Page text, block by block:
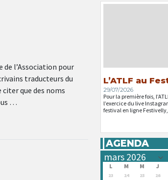
de l’Association pour
traducteurs du
citer que des noms
…
L’ATLF au
29/07/2026
Pour la première fois,
l’exercice du live
festival en ligne
AGENDA
L M M J
23 24 25 26